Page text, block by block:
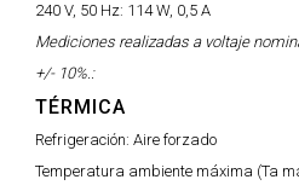
240 V, 50 Hz: 114 W, 0,5 A
Mediciones realizadas a voltaje
+/- 10%.:
TÉRMICA
Refrigeración: Aire forzado
Temperatura ambiente máxima (Ta